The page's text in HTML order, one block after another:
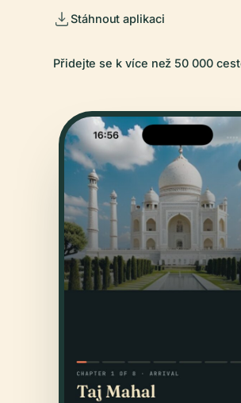
Stáhnout aplikaci
Přidejte se k více než 50 000